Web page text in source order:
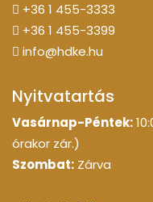
+36 1 455-3333
+36 1 455-3399
info@hdke.hu
Nyitvatartás
Vasárnap-Péntek:
órakor zár.)
Szombat: Zárva